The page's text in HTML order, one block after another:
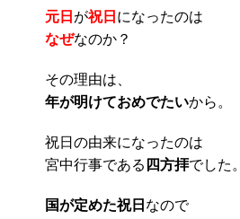
元日 が祝日 になったのは
なぜなのか？
その理由は、
年が明けておめでたいから。
祝日の由来になったのは
宮中行事である 四方拝でした。
国が定めた祝日 なので